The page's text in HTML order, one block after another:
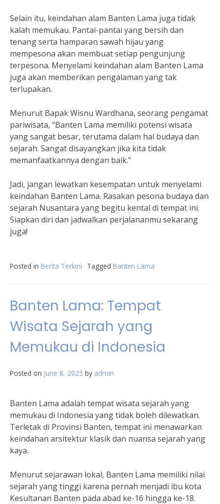
Selain itu, keindahan alam Banten Lama juga tidak
kalah memukau. Pantai-pantai yang bersih dan
tenang serta hamparan sawah hijau yang
mempesona akan membuat setiap pengunjung
terpesona. Menyelami keindahan alam Banten Lama
juga akan memberikan pengalaman yang tak
terlupakan.
Menurut Bapak Wisnu Wardhana, seorang pengamat
pariwisata, “Banten Lama memiliki potensi wisata
yang sangat besar, terutama dalam hal budaya dan
sejarah. Sangat disayangkan jika kita tidak
memanfaatkannya dengan baik.”
Jadi, jangan lewatkan kesempatan untuk menyelami
keindahan Banten Lama. Rasakan pesona budaya dan
sejarah Nusantara yang begitu kental di tempat ini.
Siapkan diri dan jadwalkan perjalananmu sekarang
juga!
Posted in Berita Terkini Tagged Banten Lama
Banten Lama: Tempat
Wisata Sejarah yang
Memukau di Indonesia
Posted on June 8, 2025 by admin
Banten Lama adalah tempat wisata sejarah yang
memukau di Indonesia yang tidak boleh dilewatkan.
Terletak di Provinsi Banten, tempat ini menawarkan
keindahan arsitektur klasik dan nuansa sejarah yang
kaya.
Menurut sejarawan lokal, Banten Lama memiliki nilai
sejarah yang tinggi karena pernah menjadi ibu kota
Kesultanan Banten pada abad ke-16 hingga ke-18.